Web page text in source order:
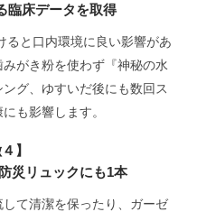
臨床データを取得
ると口内環境に良い影響があ
がき粉を使わず『神秘の水
グ、ゆすいだ後にも数回ス
も影響します。
】
災リュックにも1本
て清潔を保ったり、ガーゼ